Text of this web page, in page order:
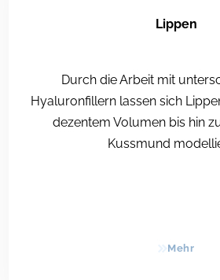
Lippen
Durch die Arbeit mit
Hyaluronfillern lassen sich
dezentem Volumen bis hin
Kussmund
Mehr